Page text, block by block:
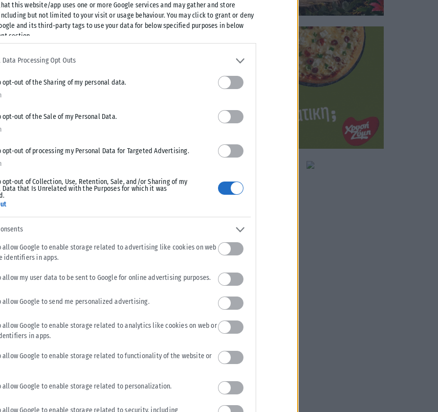
this website/app uses one or more Google services and may gather and store
but not limited to your visit or usage behaviour. You may click to grant or deny
and its third-party tags to use your data for below specified purposes in below
section.
Data Processing Opt Outs
opt-out of the Sharing of my personal data.
opt-out of the Sale of my Personal Data.
opt-out of processing my Personal Data for Targeted Advertising.
opt-out of Collection, Use, Retention, Sale, and/or Sharing of my
Data that Is Unrelated with the Purposes for which it was
allow Google to enable storage related to advertising like cookies on web
identifiers in apps.
allow my user data to be sent to Google for online advertising purposes.
allow Google to send me personalized advertising.
allow Google to enable storage related to analytics like cookies on web or
in apps.
allow Google to enable storage related to functionality of the website or
allow Google to enable storage related to personalization.
allow Google to enable storage related to security, including
ότι είναι έξυπνο; Δεν νομίζω ότι είναι έξυπνο
λόγος. Η Ελλάδα δεν έκανε τίποτα για να προκαλέσει
Αλλά (αυτή η αμυντική συνεργασία) δίνει μια άλλη
ενισχυμένη αμυντική θέση μέσα από τη συμμαχία με τις
του στο αίτημα της Τουρκίας για τα F-16, λέγοντας
ένα στρατηγικό συμφέρον, δεν έχω πρόβλημα να δώσω
που έχει δικαιοδοσία επί του θέματος. Δεν έχω
όταν μια χώρα κάνει ακριβώς τα αντίθετα, τότε ναι,
αποκάλυψε ότι πριν από δυο μέρες άναψε το
της διαδικασίας πρέπει να συμφωνήσουν επίσης ο
και ο πρόεδρος και ο αντιπρόεδρος στην αντίστοιχη
εξασφαλιστεί αυτή η συναίνεση, τότε η αμερικανική
πώληση των F-35 στην Ελλάδα και από εκεί και πέρα θα
της αμυντικής σύμβασης.
το αίτημα για τα F-35 προς την Ελλάδα. Το έκανα όχι
αυτή είναι μια χώρα που μοιράζεται τις αξίες μας και
Για τη δημοκρατία, τα ανθρώπινα δικαιώματα, το κράτος
της, αλλά το ακριβώς αντίθετο», τόνισε
για την Ανατολική Μεσόγειο